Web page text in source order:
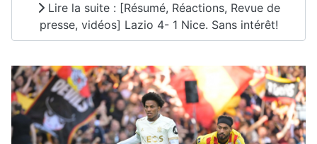
Lire la suite : [Résumé, Réactions, Revue de
presse, vidéos] Lazio 4- 1 Nice. Sans intérêt!